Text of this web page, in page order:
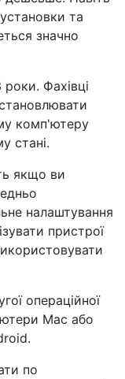
та
значно
Фахівці
комп'ютеру
стані.
якщо ви
налаштування
пристрої
операційної
Mac або
по